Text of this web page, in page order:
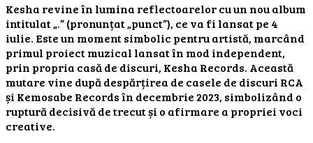
Kesha revine în lumina reflectoarelor cu un nou album
intitulat „.” (pronunțat „punct”), ce va fi lansat pe 4
iulie. Este un moment simbolic pentru artistă, marcând
primul proiect muzical lansat în mod independent,
prin propria casă de discuri, Kesha Records. Această
mutare vine după despărțirea de casele de discuri RCA
și Kemosabe Records în decembrie 2023, simbolizând o
ruptură decisivă de trecut și o afirmare a propriei voci
creative.